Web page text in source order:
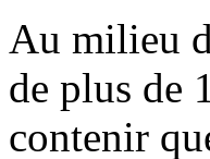
Au milieu
de plus de
contenir